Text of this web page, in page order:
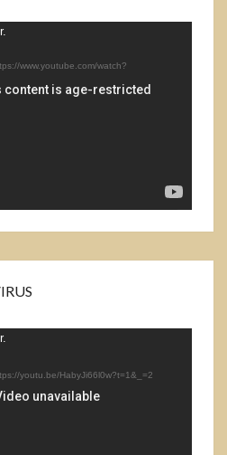
www.youtube.com/watch?
youtu.be/HabyJi66l0w?t=1&_=2